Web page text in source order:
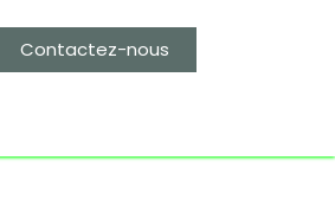
Contactez-nous